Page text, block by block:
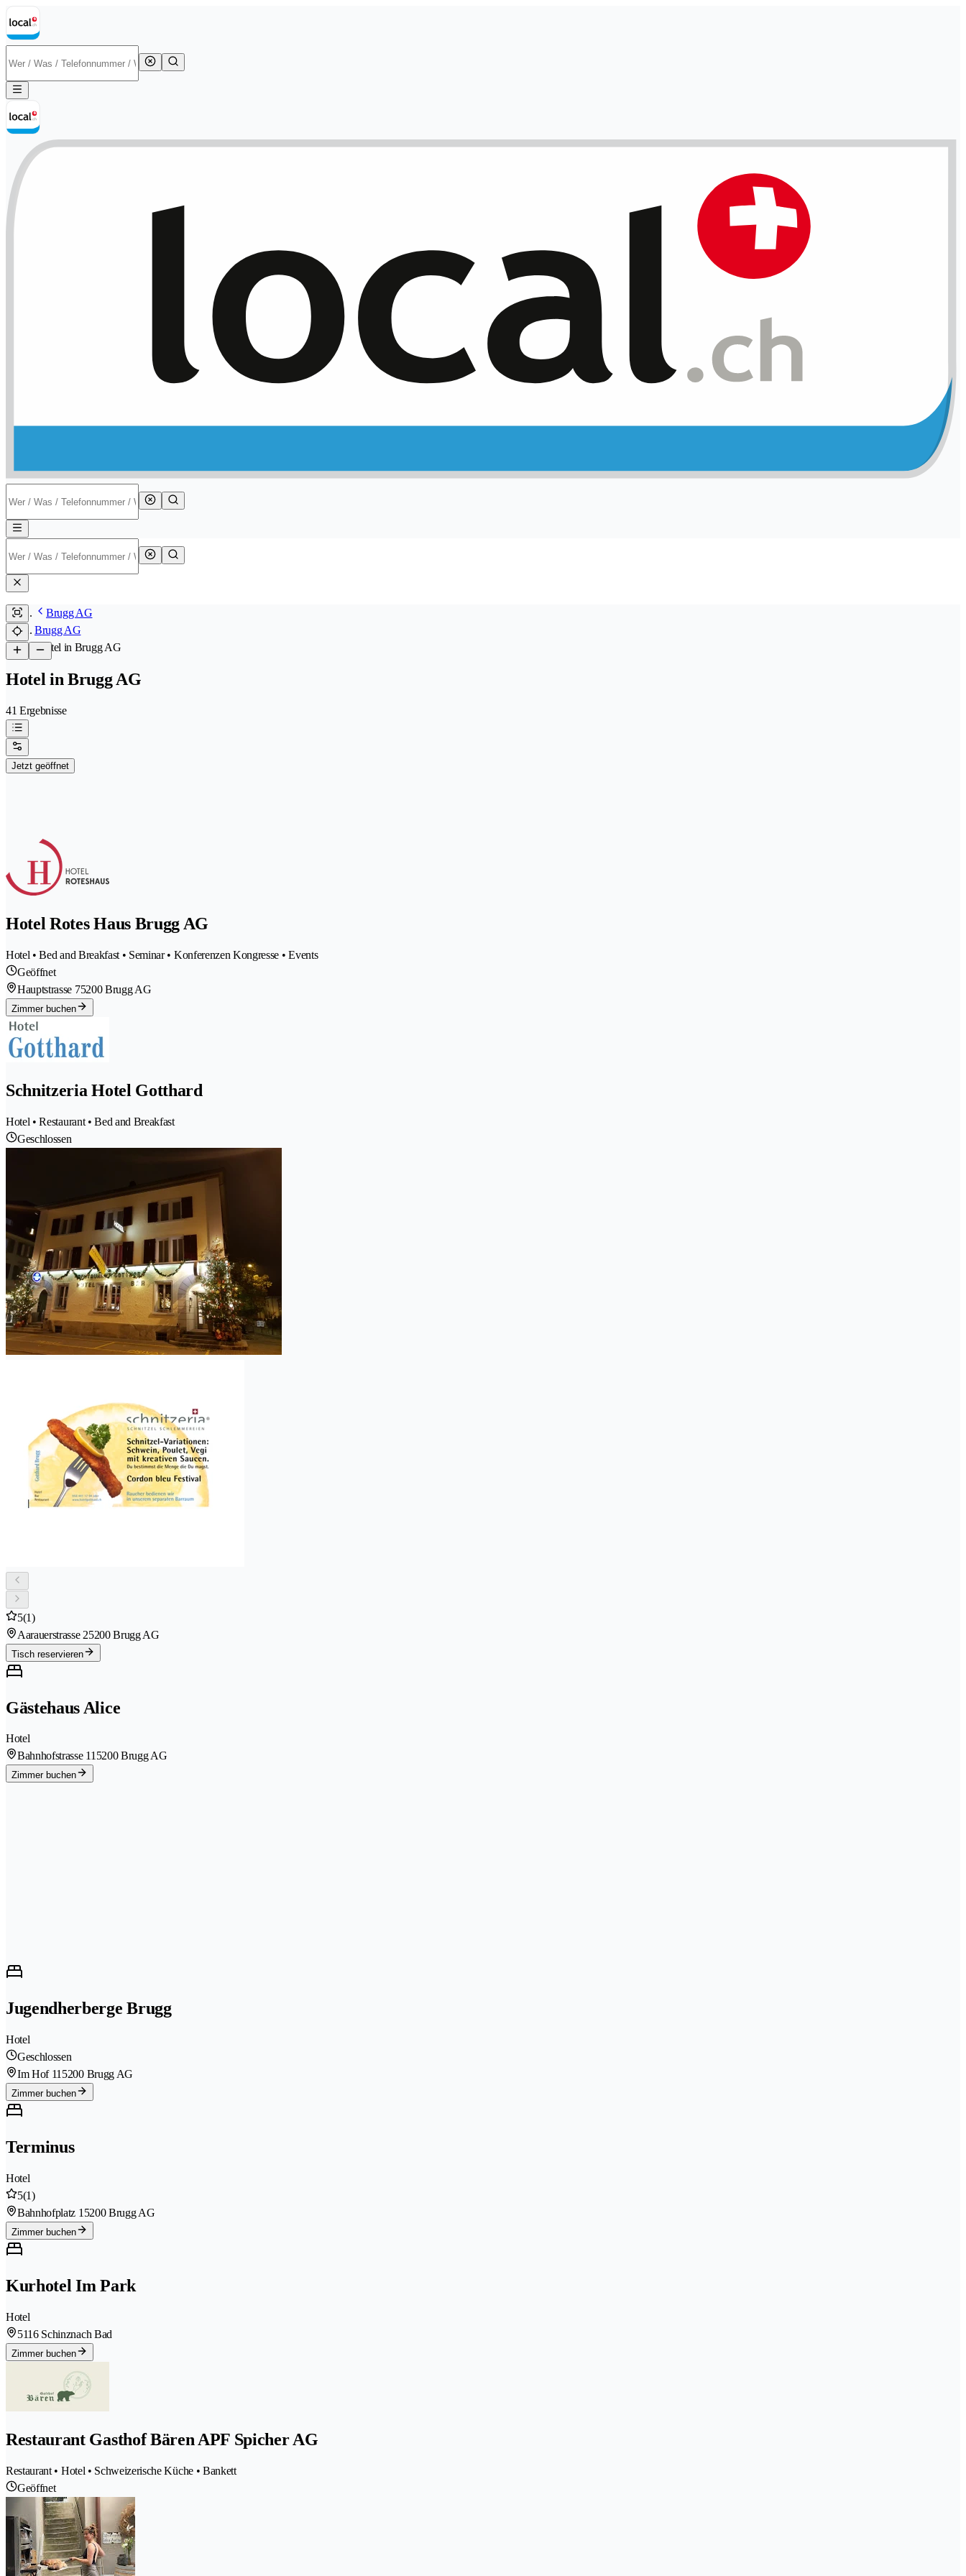
Brugg AG
Brugg AG
/Hotel in Brugg AG
Hotel in Brugg AG
41 Ergebnisse
Jetzt geöffnet
Hotel Rotes Haus Brugg AG
Hotel • Bed and Breakfast • Seminar • Konferenzen Kongresse • Events
Geöffnet
Hauptstrasse 75200 Brugg AG
Zimmer buchen
Schnitzeria Hotel Gotthard
Hotel • Restaurant • Bed and Breakfast
Geschlossen
5(1)
Aarauerstrasse 25200 Brugg AG
Tisch reservieren
Gästehaus Alice
Hotel
Bahnhofstrasse 115200 Brugg AG
Zimmer buchen
Jugendherberge Brugg
Hotel
Geschlossen
Im Hof 11 5200 Brugg AG
Zimmer buchen
Terminus
Hotel
5(1)
Bahnhofplatz 1 5200 Brugg AG
Zimmer buchen
Kurhotel Im Park
Hotel
5116 Schinznach Bad
Zimmer buchen
Restaurant Gasthof Bären APF Spicher AG
Restaurant • Hotel • Schweizerische Küche • Bankett
Geöffnet